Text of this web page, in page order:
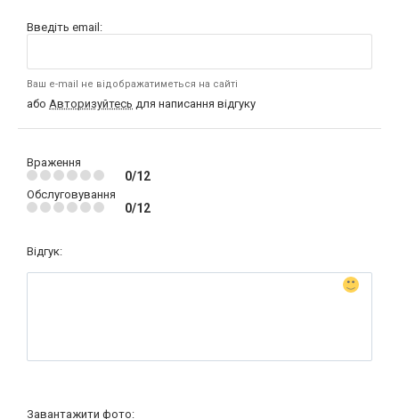
Введіть email:
Ваш e-mail не відображатиметься на сайті
або Авторизуйтесь для написання відгуку
Враження
0/12
Обслуговування
0/12
Відгук:
Завантажити фото: